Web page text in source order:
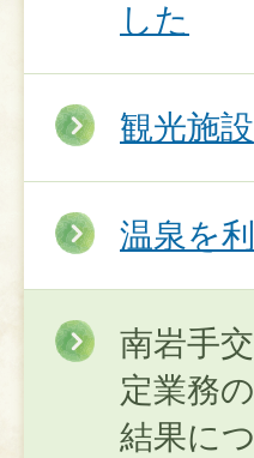
した
観光施設
温泉を
南岩手
定業務
結果に